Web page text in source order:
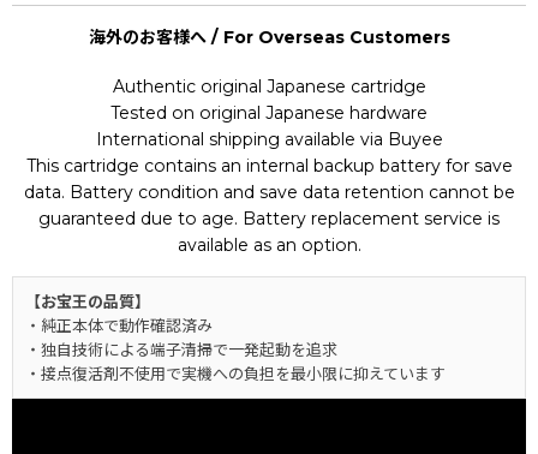
海外のお客様へ / For Overseas Customers
Authentic original Japanese cartridge
Tested on original Japanese hardware
International shipping available via Buyee
This cartridge contains an internal backup battery for save
data. Battery condition and save data retention cannot be
guaranteed due to age. Battery replacement service is
available as an option.
【お宝王の品質】
・純正本体で動作確認済み
・独自技術による端子清掃で一発起動を追求
・接点復活剤不使用で実機への負担を最小限に抑えています